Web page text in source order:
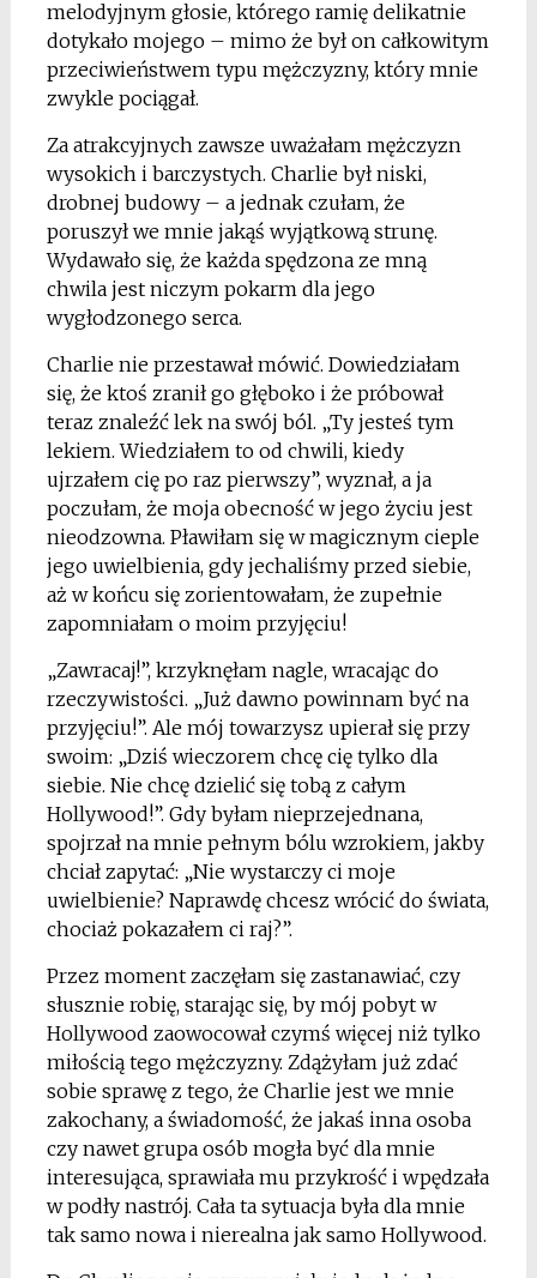
melodyjnym głosie, którego ramię delikatnie
dotykało mojego – mimo że był on całkowitym
przeciwieństwem typu mężczyzny, który mnie
zwykle pociągał.
Za atrakcyjnych zawsze uważałam mężczyzn
wysokich i barczystych. Charlie był niski,
drobnej budowy – a jednak czułam, że
poruszył we mnie jakąś wyjątkową strunę.
Wydawało się, że każda spędzona ze mną
chwila jest niczym pokarm dla jego
wygłodzonego serca.
Charlie nie przestawał mówić. Dowiedziałam
się, że ktoś zranił go głęboko i że próbował
teraz znaleźć lek na swój ból. „Ty jesteś tym
lekiem. Wiedziałem to od chwili, kiedy
ujrzałem cię po raz pierwszy”, wyznał, a ja
poczułam, że moja obecność w jego życiu jest
nieodzowna. Pławiłam się w magicznym cieple
jego uwielbienia, gdy jechaliśmy przed siebie,
aż w końcu się zorientowałam, że zupełnie
zapomniałam o moim przyjęciu!
„Zawracaj!”, krzyknęłam nagle, wracając do
rzeczywistości. „Już dawno powinnam być na
przyjęciu!”. Ale mój towarzysz upierał się przy
swoim: „Dziś wieczorem chcę cię tylko dla
siebie. Nie chcę dzielić się tobą z całym
Hollywood!”. Gdy byłam nieprzejednana,
spojrzał na mnie pełnym bólu wzrokiem, jakby
chciał zapytać: „Nie wystarczy ci moje
uwielbienie? Naprawdę chcesz wrócić do świata,
chociaż pokazałem ci raj?”.
Przez moment zaczęłam się zastanawiać, czy
słusznie robię, starając się, by mój pobyt w
Hollywood zaowocował czymś więcej niż tylko
miłością tego mężczyzny. Zdążyłam już zdać
sobie sprawę z tego, że Charlie jest we mnie
zakochany, a świadomość, że jakaś inna osoba
czy nawet grupa osób mogła być dla mnie
interesująca, sprawiała mu przykrość i wpędzała
w podły nastrój. Cała ta sytuacja była dla mnie
tak samo nowa i nierealna jak samo Hollywood.